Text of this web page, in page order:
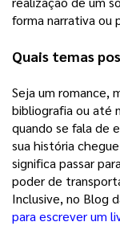
forma narrativa ou
Quais temas
Seja um romance,
bibliografia ou até
quando se fala de
sua história
significa passar
poder de
Inclusive, no Blog
para escrever um